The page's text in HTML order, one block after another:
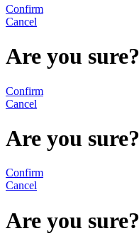
Confirm
Cancel
Are you sure?
Confirm
Cancel
Are you sure?
Confirm
Cancel
Are you sure?